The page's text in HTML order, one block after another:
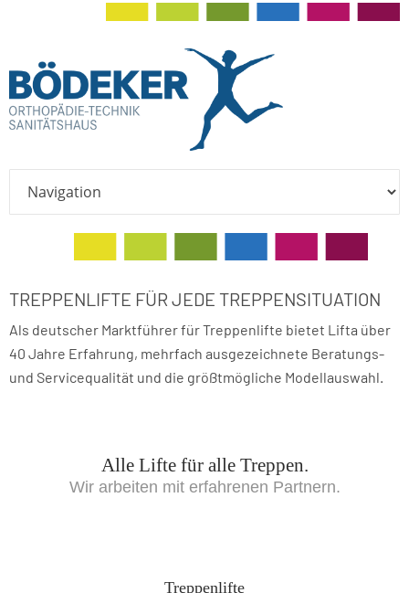
TREPPENLIFTE FÜR JEDE TREPPENSITUATION
Als deutscher Marktführer für Treppenlifte bietet Lifta über
40 Jahre Erfahrung, mehrfach ausgezeichnete Beratungs-
und Servicequalität und die größtmögliche Modellauswahl.